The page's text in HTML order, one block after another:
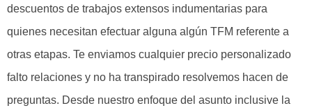
descuentos de trabajos extensos indumentarias para
quienes necesitan efectuar alguna algún TFM referente a
otras etapas. Te enviamos cualquier precio personalizado
falto relaciones y no ha transpirado resolvemos hacen de
preguntas. Desde nuestro enfoque del asunto inclusive la